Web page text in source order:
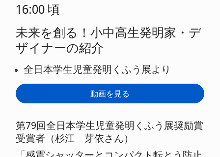
16:00 頃
未来を創る！小中高生発明家・デ
ザイナーの紹介
全日本学生児童発明くふう展より
動画を見る
第79回全日本学生児童発明くふう展奨励賞
受賞者（杉江 芽依さん）